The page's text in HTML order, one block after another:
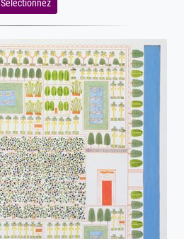
Sélectionnez